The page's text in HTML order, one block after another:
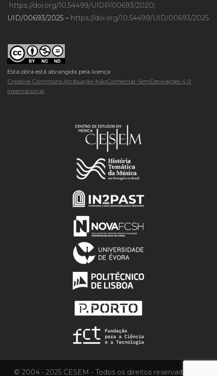
https://doi.org/10.54499/UIDP/00693/2020;
UID/00693/2025 – https://doi.org/10.54499/UID/00693/2025
Esta obra está abrangida pela licença
Creative Commons Atribuição-NãoComercial-SemDerivações 4.0
Internacional
© 2004 • 2025 CESEM - Todos os direitos reservados.